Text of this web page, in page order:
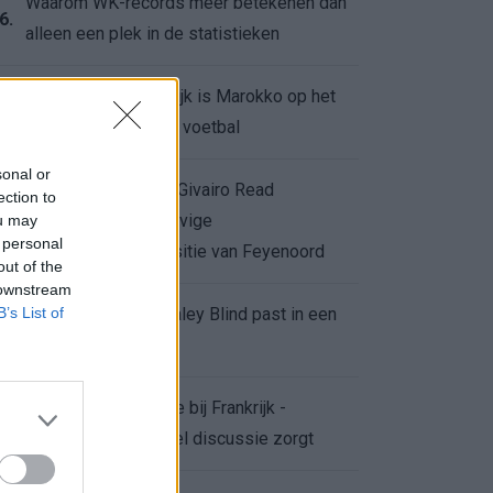
or
to
may
of the
List of
alleen een plek in de statistieken
Voor de Schilderswijk is Marokko op het
WK meer dan alleen voetbal
Afgewezen bod op Givairo Read
onderstreept de stevige
onderhandelingspositie van Feyenoord
De terugkeer van Daley Blind past in een
Waarom de arbitrage bij Frankrijk -
Marokko voor zoveel discussie zorgt